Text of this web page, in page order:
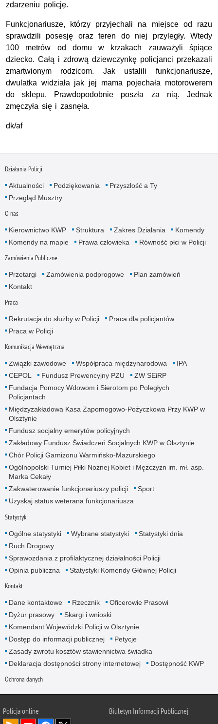
zdarzeniu policję.
Funkcjonariusze, którzy przyjechali na miejsce od razu
sprawdzili posesję oraz teren do niej przyległy. Wtedy
100 metrów od domu w krzakach zauważyli śpiące
dziecko. Całą i zdrową dziewczynkę policjanci przekazali
zmartwionym rodzicom. Jak ustalili funkcjonariusze,
dwulatka widziała jak jej mama pojechała motorowerem
do sklepu. Prawdopodobnie poszła za nią. Jednak
zmęczyła się i zasnęła.
dk/af
Działania Policji
Aktualności Podziękowania
Przyszłość a Ty
Przegląd Musztry
O nas
Kierownictwo KWP Struktura Zakres Działania
Komendy
Komendy na mapie
Prawa człowieka Równość płci w Policji
Zamówienia Publiczne
Przetargi Zamówienia podprogowe
Plan zamówień
Kontakt
Praca
Rekrutacja do służby w Policji
Praca dla policjantów
Praca w Policji
Komunikacja Wewnętrzna
Związki zawodowe Współpraca międzynarodowa
IPA
CEPOL
Fundusz Prewencyjny PZU
ZW SEiRP
Fundacja Pomocy Wdowom i Sierotom po Poległych
Policjantach
Międzyzakładowa Kasa Zapomogowo-Pożyczkowa Przy KWP w
Olsztynie
Fundusz socjalny emerytów policyjnych
Zakładowy Fundusz Świadczeń Socjalnych KWP w Olsztynie
Chór Policji Garnizonu Warmińsko-Mazurskiego
Ogólnopolski Turniej Piłki Nożnej Kobiet i Mężczyzn im. mł. asp.
Marka Cekały
Zakwaterowanie funkcjonariuszy policji
Sport
Uzyskaj status weterana funkcjonariusza
Statystyki
Ogólne statystyki Wybrane statystyki
Statystyki dnia
Ruch Drogowy
Sprawozdania z profilaktycznej działalności Policji
Opinia publiczna
Statystyki Komendy Głównej Policji
Kontakt
Dane kontaktowe Rzecznik
Oficerowie Prasowi
Dyżur prasowy
Skargi i wnioski
Komendant Wojewódzki Policji w Olsztynie
Dostęp do informacji publicznej
Petycje
Zasady zwrotu kosztów stawiennictwa świadka
Deklaracja dostępności strony internetowej
Dostępność KWP
Ochrona danych
Policja online
Biuletyn Informacji Publicznej